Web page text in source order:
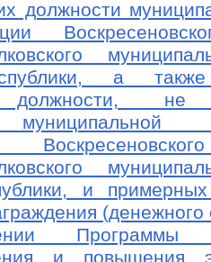
должности
а также
должности, не
и
и повышения